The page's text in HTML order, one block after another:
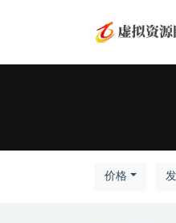
价格